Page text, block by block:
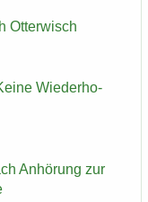
Ot­ter­wisch
Wie­der­ho­
An­hö­rung zur